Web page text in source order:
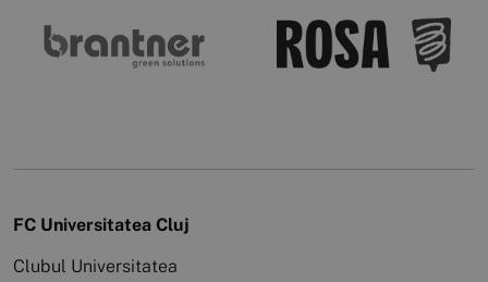
FC Universitatea Cluj
Clubul Universitatea